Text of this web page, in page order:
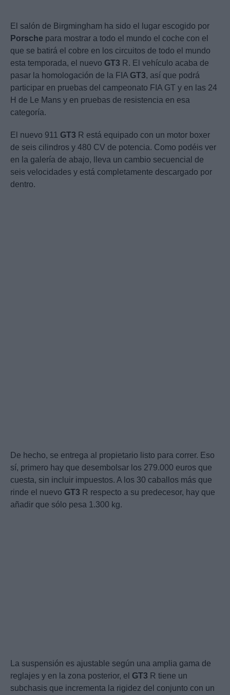
El salón de Birgmingham ha sido el lugar escogido por
Porsche para mostrar a todo el mundo el coche con el
que se batirá el cobre en los circuitos de todo el mundo
esta temporada, el nuevo GT3 R. El vehículo acaba de
pasar la homologación de la FIA GT3, así que podrá
participar en pruebas del campeonato FIA GT y en las 24
H de Le Mans y en pruebas de resistencia en esa
categoría.
El nuevo 911 GT3 R está equipado con un motor boxer
de seis cilindros y 480 CV de potencia. Como podéis ver
en la galería de abajo, lleva un cambio secuencial de
seis velocidades y está completamente descargado por
dentro.
De hecho, se entrega al propietario listo para correr. Eso
sí, primero hay que desembolsar los 279.000 euros que
cuesta, sin incluir impuestos. A los 30 caballos más que
rinde el nuevo GT3 R respecto a su predecesor, hay que
añadir que sólo pesa 1.300 kg.
La suspensión es ajustable según una amplia gama de
reglajes y en la zona posterior, el GT3 R tiene un
subchasis que incrementa la rigidez del conjunto con un